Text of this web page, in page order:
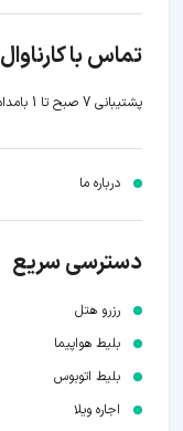
تماس با کارناوال
پشتیبانی 7 صبح تا 1 بامداد:
درباره ما
دسترسی سریع
رزرو هتل
بلیط هواپیما
بلیط اتوبوس
اجاره ویلا